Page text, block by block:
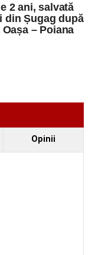
String Symphonic
Club Alba Iulia
oportunitatea
2 ani, salvată
din Șugag după
– Poiana
Opinii